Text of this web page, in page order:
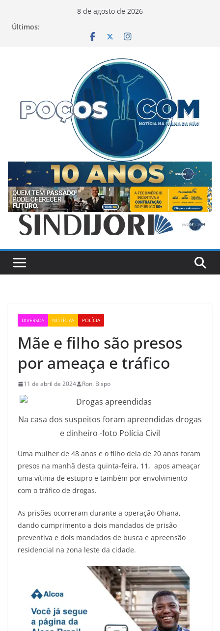
8 de agosto de 2026
Últimos:
DIVERSOS NOTÍCIAS POLÍCIA
Mãe e filho são presos
por ameaça e tráfico
11 de abril de 2024 Roni Bispo
Na casa dos suspeitos foram apreendidas drogas
e dinheiro -foto Polícia Civil
Uma mulher de 48 anos e o filho dela de 20 anos foram
presos na manhã desta quinta-feira, 11, apos ameaçar
uma vítima de estupro e também por envolvimento
com o tráfico de drogas.
As prisões ocorreram durante a operação Ohana,
dando cumprimento a dois mandados de prisão
preventiva e dois mandados de busca e apreensão
residencial na zona leste da cidade.